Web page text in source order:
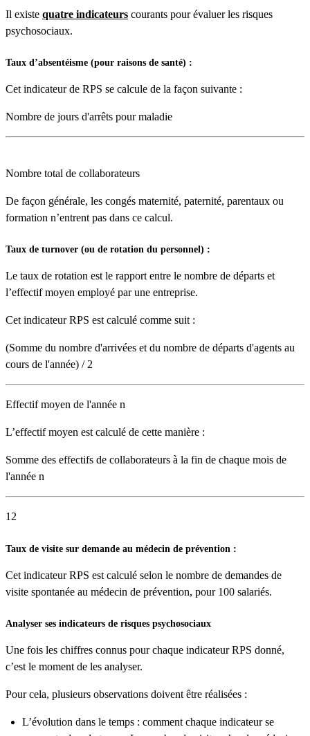
Il existe quatre indicateurs courants pour évaluer les risques
psychosociaux.
Taux d’absentéisme (pour raisons de santé) :
Cet indicateur de RPS se calcule de la façon suivante :
Nombre de jours d'arrêts pour maladie
Nombre total de collaborateurs
De façon générale, les congés maternité, paternité, parentaux ou
formation n’entrent pas dans ce calcul.
Taux de turnover (ou de rotation du personnel) :
Le taux de rotation est le rapport entre le nombre de départs et
l’effectif moyen employé par une entreprise.
Cet indicateur RPS est calculé comme suit :
(Somme du nombre d'arrivées et du nombre de départs d'agents au
cours de l'année) / 2
Effectif moyen de l'année n
L’effectif moyen est calculé de cette manière :
Somme des effectifs de collaborateurs à la fin de chaque mois de
l'année n
12
Taux de visite sur demande au médecin de prévention :
Cet indicateur RPS est calculé selon le nombre de demandes de
visite spontanée au médecin de prévention, pour 100 salariés.
Analyser ses indicateurs de risques psychosociaux
Une fois les chiffres connus pour chaque indicateur RPS donné,
c’est le moment de les analyser.
Pour cela, plusieurs observations doivent être réalisées :
L’évolution dans le temps : comment chaque indicateur se